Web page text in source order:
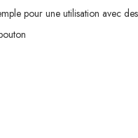
pour une utilisation avec